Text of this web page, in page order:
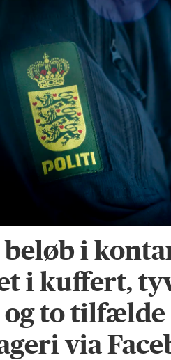
i
i kuffert,
og to tilfælde
via